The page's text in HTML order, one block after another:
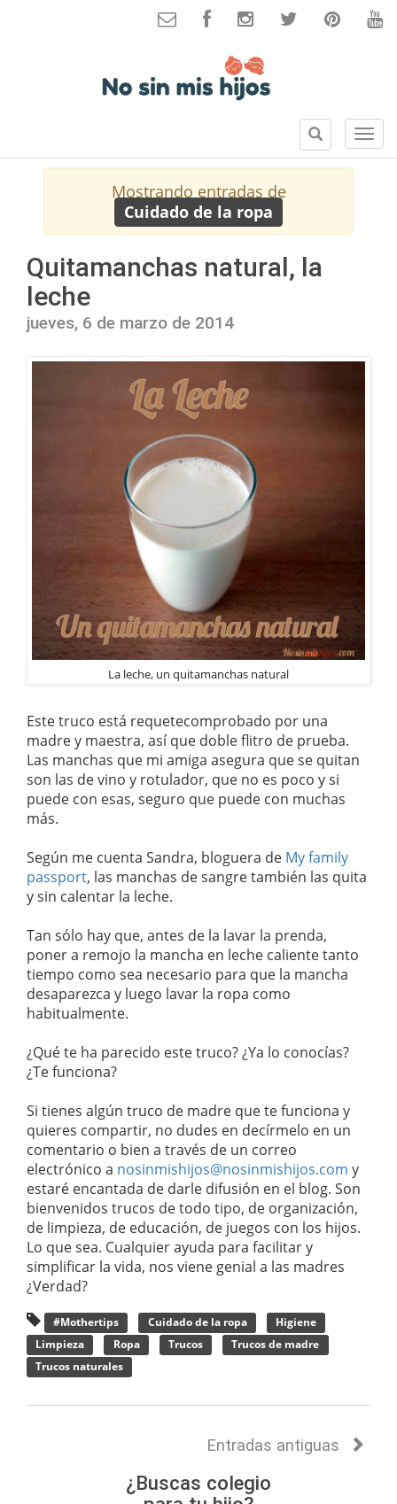
S
e
B
u
s
r
Mostrando entradas de
Cuidado de la ropa
Quitamanchas natural, la
leche
jueves, 6 de marzo de 2014
La leche, un quitamanchas natural
Este truco está requetecomprobado por una
madre y maestra, así que doble flitro de prueba.
Las manchas que mi amiga asegura que se quitan
son las de vino y rotulador, que no es poco y si
puede con esas, seguro que puede con muchas
más.
Según me cuenta Sandra, bloguera de My family
passport, las manchas de sangre también las quita
y sin calentar la leche.
Tan sólo hay que, antes de la lavar la prenda,
poner a remojo la mancha en leche caliente tanto
tiempo como sea necesario para que la mancha
desaparezca y luego lavar la ropa como
habitualmente.
¿Qué te ha parecido este truco? ¿Ya lo conocías?
¿Te funciona?
Si tienes algún truco de madre que te funciona y
quieres compartir, no dudes en decírmelo en un
comentario o bien a través de un correo
electrónico a nosinmishijos@nosinmishijos.com y
estaré encantada de darle difusión en el blog. Son
bienvenidos trucos de todo tipo, de organización,
de limpieza, de educación, de juegos con los hijos.
Lo que sea. Cualquier ayuda para facilitar y
simplificar la vida, nos viene genial a las madres
¿Verdad?
#Mothertips Cuidado de la ropa
Higiene
Limpieza
Ropa Trucos
Trucos de madre
Trucos naturales
Entradas antiguas
¿Buscas colegio